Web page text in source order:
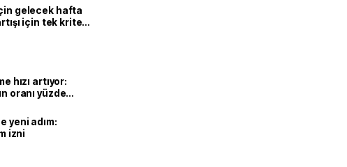
gelecek hafta
için tek kriter
hızı artıyor:
oranı yüzde
yeni adım:
izni